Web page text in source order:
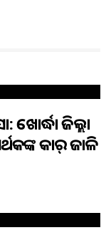
ଖୋର୍ଦ୍ଧା ଜିଲ୍ଲା
କାର୍‌ ଜାଳି